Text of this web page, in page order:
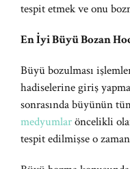
tespit etmek ve onu
En İyi Büyü Bozan
Büyü bozulması
hadiselerine giriş
sonrasında büyünün
medyumlaröncelikli
tespit edilmişse o